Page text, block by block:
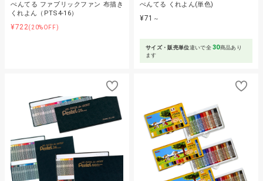
ぺんてる ファブリックファン 布描き
くれよん（PTS4-16）
¥722(20%OFF)
ぺんてる くれよん(単色)
¥71 ～
サイズ・販売単位違いで全30商品あり
ます